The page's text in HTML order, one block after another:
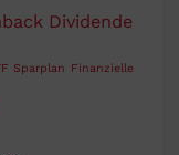
Dividende
Sparplan Finanzielle